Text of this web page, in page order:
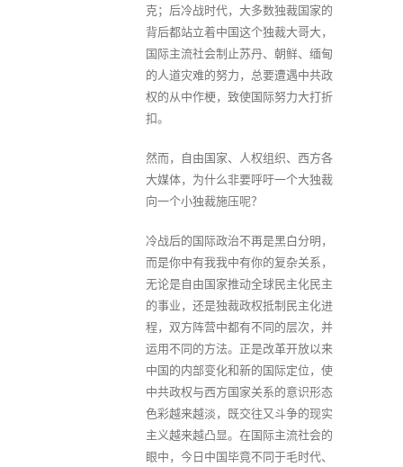
克；后冷战时代，大多数独裁国家的
背后都站立着中国这个独裁大哥大，
国际主流社会制止苏丹、朝鲜、缅甸
的人道灾难的努力，总要遭遇中共政
权的从中作梗，致使国际努力大打折
扣。
然而，自由国家、人权组织、西方各
大媒体，为什么非要呼吁一个大独裁
向一个小独裁施压呢？
冷战后的国际政治不再是黑白分明，
而是你中有我我中有你的复杂关系，
无论是自由国家推动全球民主化民主
的事业，还是独裁政权抵制民主化进
程，双方阵营中都有不同的层次，并
运用不同的方法。正是改革开放以来
中国的内部变化和新的国际定位，使
中共政权与西方国家关系的意识形态
色彩越来越淡，既交往又斗争的现实
主义越来越凸显。在国际主流社会的
眼中，今日中国毕竟不同于毛时代、